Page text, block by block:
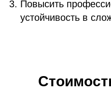
Повысить
устойчивость в